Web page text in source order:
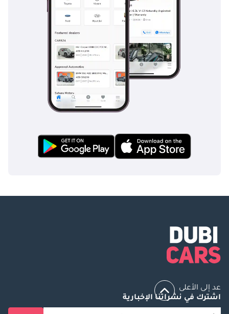
عد إلى الأعلى
اشترك في نشراتنا الإخبارية